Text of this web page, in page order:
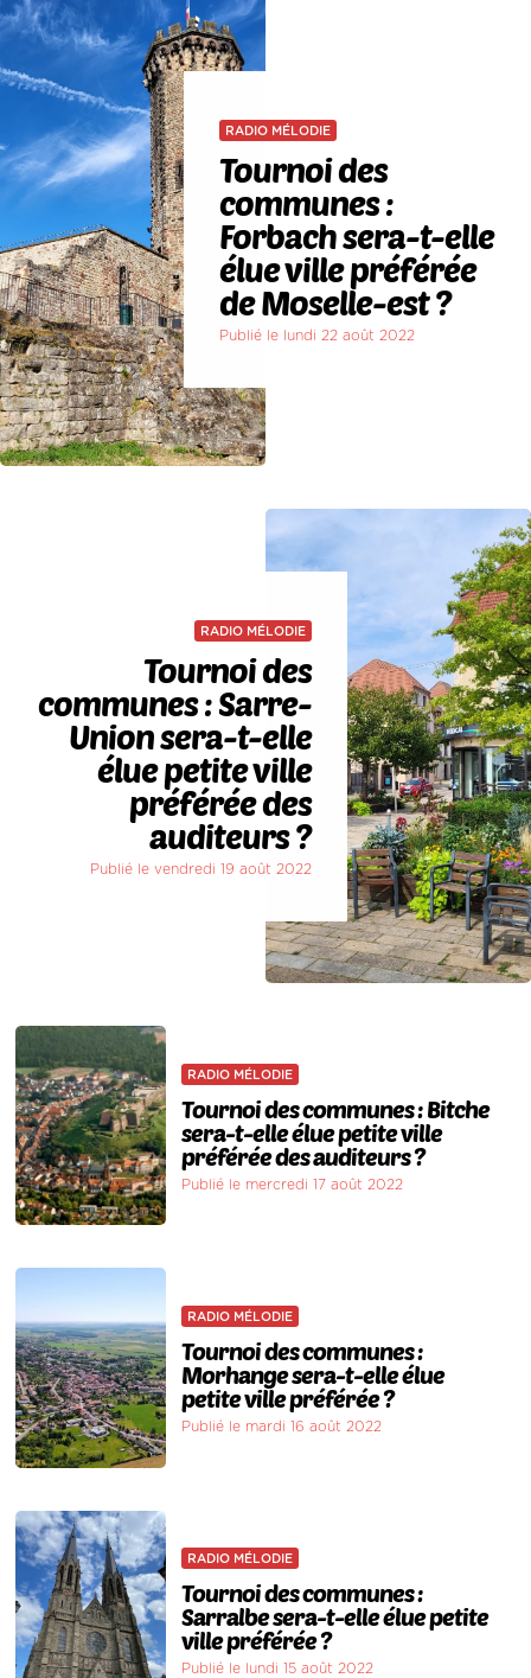
RADIO MÉLODIE
Tournoi des
communes :
Forbach sera-t-elle
élue ville préférée
de Moselle-est ?
Publié le lundi 22 août 2022
RADIO MÉLODIE
Tournoi des
communes : Sarre-
Union sera-t-elle
élue petite ville
préférée des
auditeurs ?
Publié le vendredi 19 août 2022
RADIO MÉLODIE
Tournoi des communes : Bitche
sera-t-elle élue petite ville
préférée des auditeurs ?
Publié le mercredi 17 août 2022
RADIO MÉLODIE
Tournoi des communes :
Morhange sera-t-elle élue
petite ville préférée ?
Publié le mardi 16 août 2022
RADIO MÉLODIE
Tournoi des communes :
Sarralbe sera-t-elle élue petite
ville préférée ?
Publié le lundi 15 août 2022